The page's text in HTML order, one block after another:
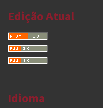
Edição Atual
Idioma